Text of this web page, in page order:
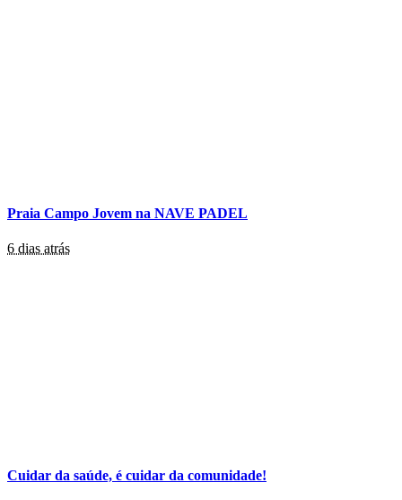
Praia Campo Jovem na NAVE PADEL
6 dias atrás
Cuidar da saúde, é cuidar da comunidade!